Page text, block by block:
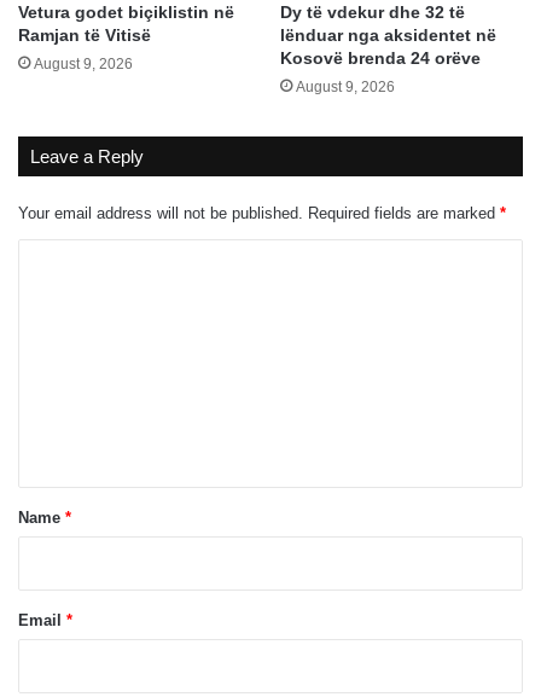
Vetura godet biçiklistin në
Ramjan të Vitisë
August 9, 2026
Dy të vdekur dhe 32 të
lënduar nga aksidentet në
Kosovë brenda 24 orëve
August 9, 2026
Leave a Reply
Your email address will not be published. Required fields are marked *
*Name *
Email *